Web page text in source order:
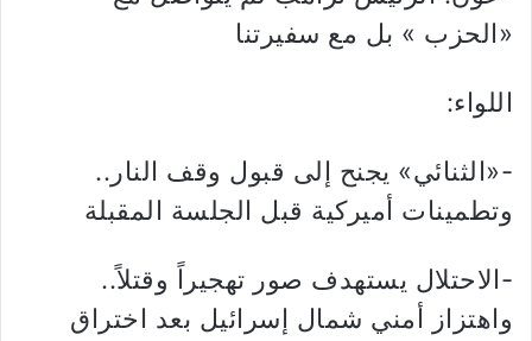
«الحزب » بل مع سفيرتنا
اللواء:
-«الثنائي» يجنح إلى قبول وقف النار..
وتطمينات أميركية قبل الجلسة المقبلة
-الاحتلال يستهدف صور تهجيراً وقتلاً..
واهتزاز أمني شمال إسرائيل بعد اختراق